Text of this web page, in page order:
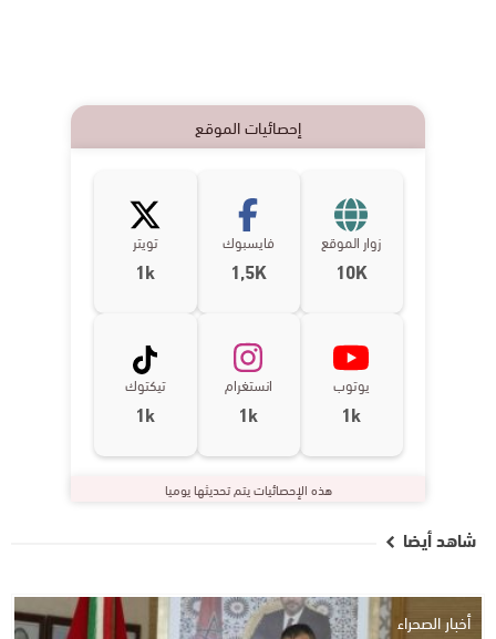
إحصائيات الموقع
زوار الموقع
10K
فايسبوك
1,5K
تويتر
1k
يوتوب
1k
انستغرام
1k
تيكتوك
1k
هذه الإحصائيات يتم تحديثها يوميا
شاهد أيضا
أخبار الصحراء